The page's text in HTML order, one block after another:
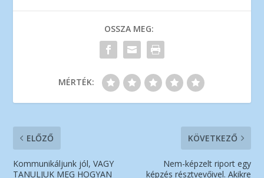
OSSZA MEG:
MÉRTÉK:
ELŐZŐ
Kommunikáljunk jól, VAGY
TANULJUK MEG HOGYAN
KÖVETKEZŐ
Nem-képzelt riport egy
képzés résztvevőivel. Akikre